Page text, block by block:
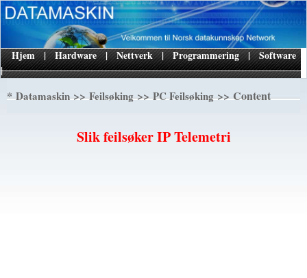
|
Hjem | Hardware | Nettverk | Programmering | Software
*Datamaskin>>Feilsøking>>PC Feilsøking>> Content
Slik feilsøker IP Telemetri